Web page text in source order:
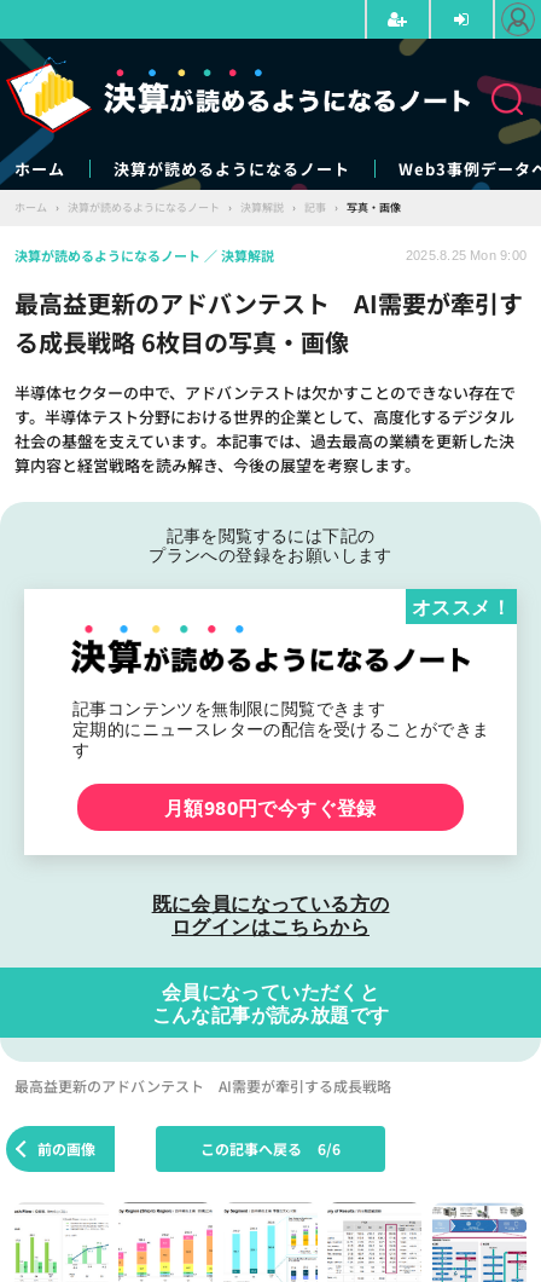
ホーム 決算が読めるようになるノート Web3事例データ
ホーム › 決算が読めるようになるノート › 決算解説 › 記事 › 写真・画像
最高益更新のアドバンテスト AI需要が牽引す
る成長戦略 6枚目の写真・画像
半導体セクターの中で、アドバンテストは欠かすことのできない存在で
す。半導体テスト分野における世界的企業として、高度化するデジタル
社会の基盤を支えています。本記事では、過去最高の業績を更新した決
算内容と経営戦略を読み解き、今後の展望を考察します。
決算が読めるようになるノート 決算解説 2025.8.25 Mon 9:00
記事を閲覧するには下記の
プランへの登録をお願いします
記事コンテンツを無制限に閲覧できます
定期的にニュースレターの配信を受けることができま
す
オススメ！
月額980円で今すぐ登録
既に会員になっている方の
ログインはこちらから
会員になっていただくと
こんな記事が読み放題です
最高益更新のアドバンテスト AI需要が牽引する成長戦略
前の画像 この記事へ戻る 6/6